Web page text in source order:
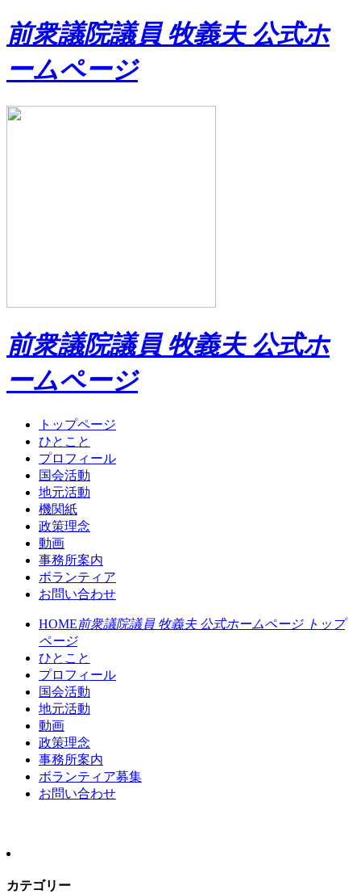
前衆議院議員 牧義夫 公式ホ
ームページ
前衆議院議員 牧義夫 公式ホ
ームページ
トップページ
ひとこと
プロフィール
国会活動
地元活動
機関紙
政策理念
動画
事務所案内
ボランティア
お問い合わせ
HOME前衆議院議員 牧義夫 公式ホームページ トップ
ページ
ひとこと
プロフィール
国会活動
地元活動
動画
政策理念
事務所案内
ボランティア募集
お問い合わせ
カテゴリー